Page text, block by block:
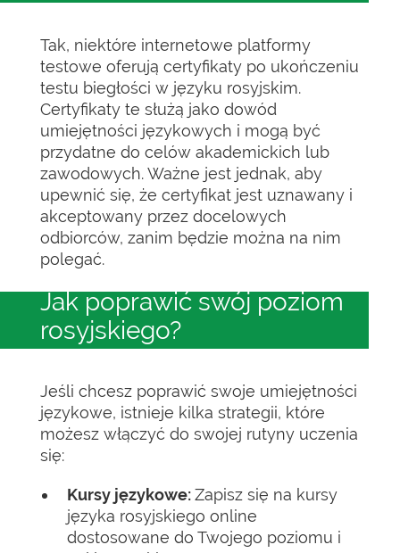
Tak, niektóre internetowe platformy
testowe oferują certyfikaty po ukończeniu
testu biegłości w języku rosyjskim.
Certyfikaty te służą jako dowód
umiejętności językowych i mogą być
przydatne do celów akademickich lub
zawodowych. Ważne jest jednak, aby
upewnić się, że certyfikat jest uznawany i
akceptowany przez docelowych
odbiorców, zanim będzie można na nim
polegać.
Jak poprawić swój poziom
rosyjskiego?
Jeśli chcesz poprawić swoje umiejętności
językowe, istnieje kilka strategii, które
możesz włączyć do swojej rutyny uczenia
się:
Kursy językowe:Zapisz się na kursy
języka rosyjskiego online
dostosowane do Twojego poziomu i